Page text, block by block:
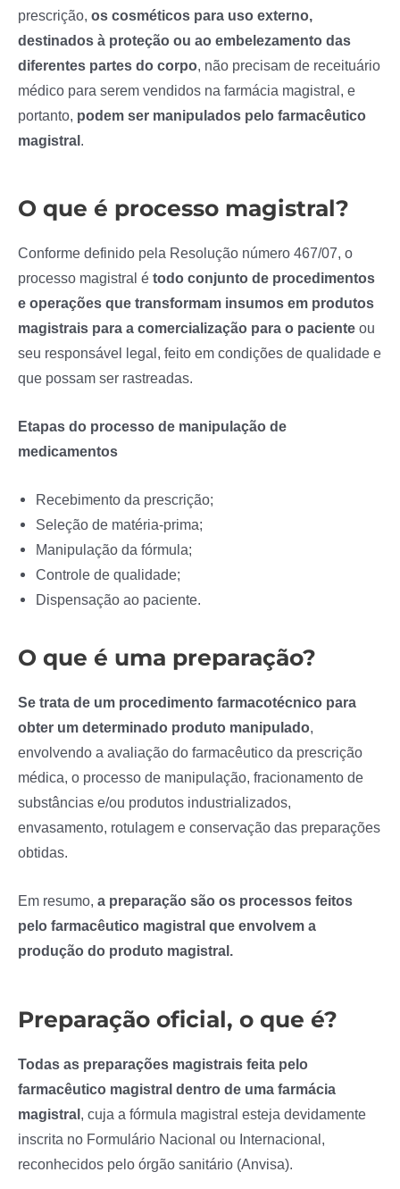
prescrição, os cosméticos para uso externo,
destinados à proteção ou ao embelezamento das
diferentes partes do corpo, não precisam de receituário
médico para serem vendidos na farmácia magistral, e
portanto, podem ser manipulados pelo farmacêutico
magistral.
O que é processo magistral?
Conforme definido pela Resolução número 467/07, o
processo magistral é todo conjunto de procedimentos
e operações que transformam insumos em produtos
magistrais para a comercialização para o paciente ou
seu responsável legal, feito em condições de qualidade e
que possam ser rastreadas.
Etapas do processo de manipulação de
medicamentos
Recebimento da prescrição;
Seleção de matéria-prima;
Manipulação da fórmula;
Controle de qualidade;
Dispensação ao paciente.
O que é uma preparação?
Se trata de um procedimento farmacotécnico para
obter um determinado produto manipulado,
envolvendo a avaliação do farmacêutico da prescrição
médica, o processo de manipulação, fracionamento de
substâncias e/ou produtos industrializados,
envasamento, rotulagem e conservação das preparações
obtidas.
Em resumo, a preparação são os processos feitos
pelo farmacêutico magistral que envolvem a
produção do produto magistral.
Preparação oficial, o que é?
Todas as preparações magistrais feita pelo
farmacêutico magistral dentro de uma farmácia
magistral , cuja a fórmula magistral esteja devidamente
inscrita no Formulário Nacional ou Internacional,
reconhecidos pelo órgão sanitário (Anvisa).